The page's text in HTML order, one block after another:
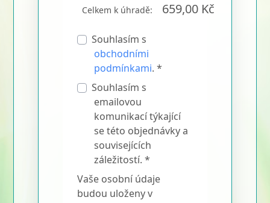
Celkem k úhradě: 659,00 Kč
Souhlasím s
obchodními
podmínkami. *
Souhlasím s
emailovou
komunikací týkající
se této objednávky a
souvisejících
záležitostí. *
Vaše osobní údaje
budou uloženy v